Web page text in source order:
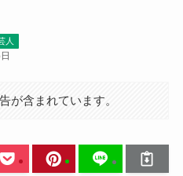
人
が含まれています。